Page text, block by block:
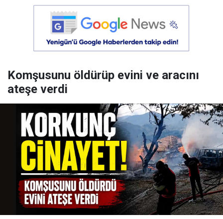
Komşusunu öldürüp evini ve aracını
ateşe verdi